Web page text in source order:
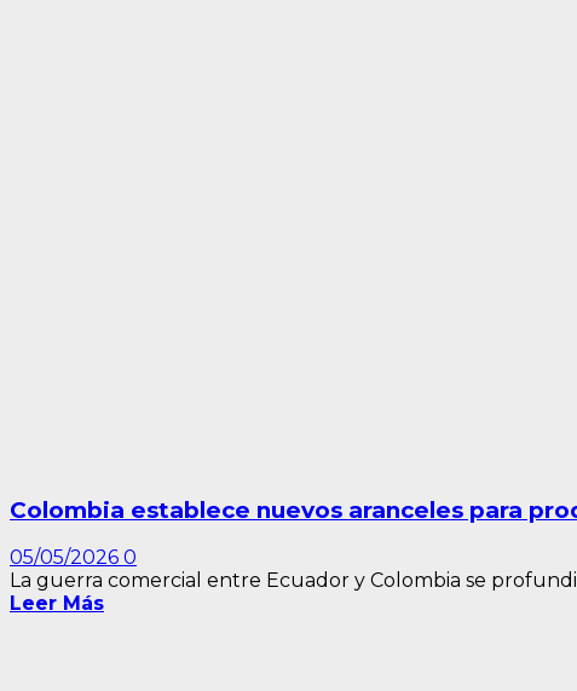
Colombia establece nuevos aranceles para
05/05/2026 0
La guerra comercial entre Ecuador y Colombia se
Leer Más